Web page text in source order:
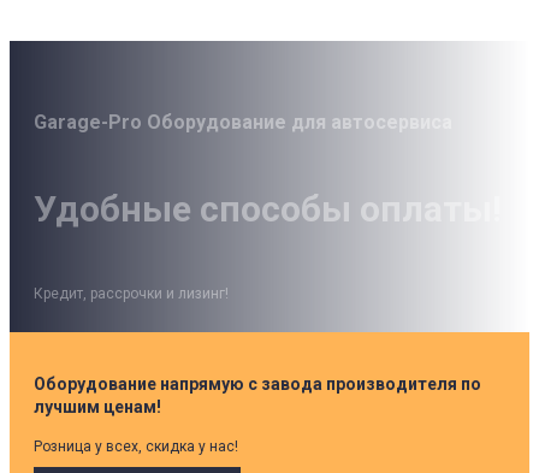
Garage-Pro Оборудование для автосервиса
Удобные способы оплаты!
Кредит, рассрочки и лизинг!
Оборудование напрямую с завода производителя по
лучшим ценам!
Розница у всех, скидка у нас!